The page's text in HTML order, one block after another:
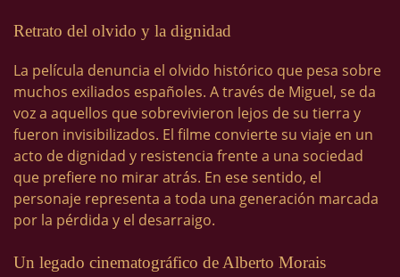
Retrato del olvido y la dignidad
La película denuncia el olvido histórico que pesa sobre
muchos exiliados españoles. A través de Miguel, se da
voz a aquellos que sobrevivieron lejos de su tierra y
fueron invisibilizados. El filme convierte su viaje en un
acto de dignidad y resistencia frente a una sociedad
que prefiere no mirar atrás. En ese sentido, el
personaje representa a toda una generación marcada
por la pérdida y el desarraigo.
Un legado cinematográfico de Alberto Morais